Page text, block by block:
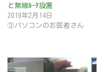
と無線ﾙｰﾀ設置
2019年2月14日
③パソコンのお医者さん